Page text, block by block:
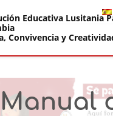
Educativa Lusitania
Convivencia y
Manual